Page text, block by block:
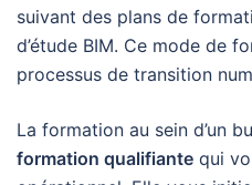
suivant des plans de
d’étude BIM. Ce mode de
processus de transition
La formation au sein d’un
formation qualifiante qui